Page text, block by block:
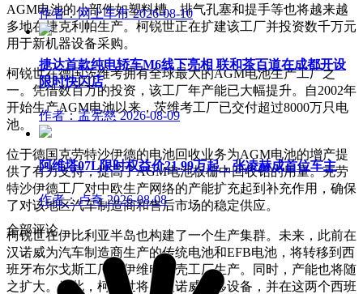
AGM电池的小部件如塑料槽、排气孔塞和提手等也将越来越
多地在捷克利帕生产。柯锐世正在扩建该工厂并投资数千万元
用于新机器设备采购。
柯锐世在德国茨维考拥有全球最大的AGM电池生产工厂之
一。凭借数百万的投资，该工厂年产能已大幅提升。自2002年
开始生产AGM电池以来，茨维考工厂已交付超过8000万只电
池。
位于德国克劳特沙伊德的电池回收业务为AGM电池的增产提
供了有力支持，提高了AGM电池板栅中回收铅的用量。克劳
特沙伊德工厂对中欧生产网络的产能扩充起到补充作用，确保
了对该地区汽车制造商和售后市场的稳定供应。
柯锐世在伊比利亚半岛也构建了一个生产集群。未来，此前在
汉诺威为汽车制造商生产的传统电池和EFB电池，将转移到西
班牙布尔戈斯工厂和伊维电池壳工厂生产。同时，产能也将随
之扩大。为此，柯锐世将从汉诺威转移设备，并在这两个西班
作者：网上车市 2026-08-10
捷达首款纯电轿车M6线下亮相 联和茶百道在成都开设
限时快闪店
作者：孟宪慈 2026-08-09
阿维塔07L限时权益价21.99万起，张凌赫成首位车主
作者：卢奇 2026-08-08
全部评论